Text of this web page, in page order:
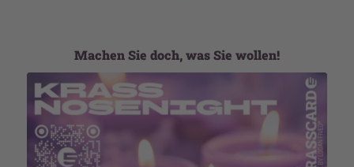
Machen Sie doch, was Sie wollen!